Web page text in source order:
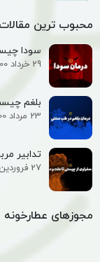
محبوب ترین مقالات
سودا
29 خرداد 1400
بلغم
23 مرداد 1400
تدابیر
27 فروردین 1401
مجوزهای عطارخونه